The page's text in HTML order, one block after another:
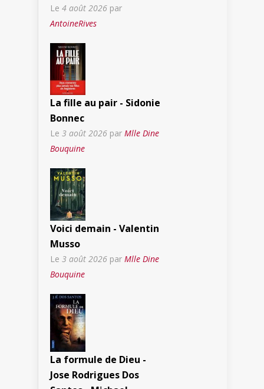
Le 4 août 2026 par
AntoineRives
La fille au pair - Sidonie
Bonnec
Le 3 août 2026 par Mlle Dine
Bouquine
Voici demain - Valentin
Musso
Le 3 août 2026 par Mlle Dine
Bouquine
La formule de Dieu -
Jose Rodrigues Dos